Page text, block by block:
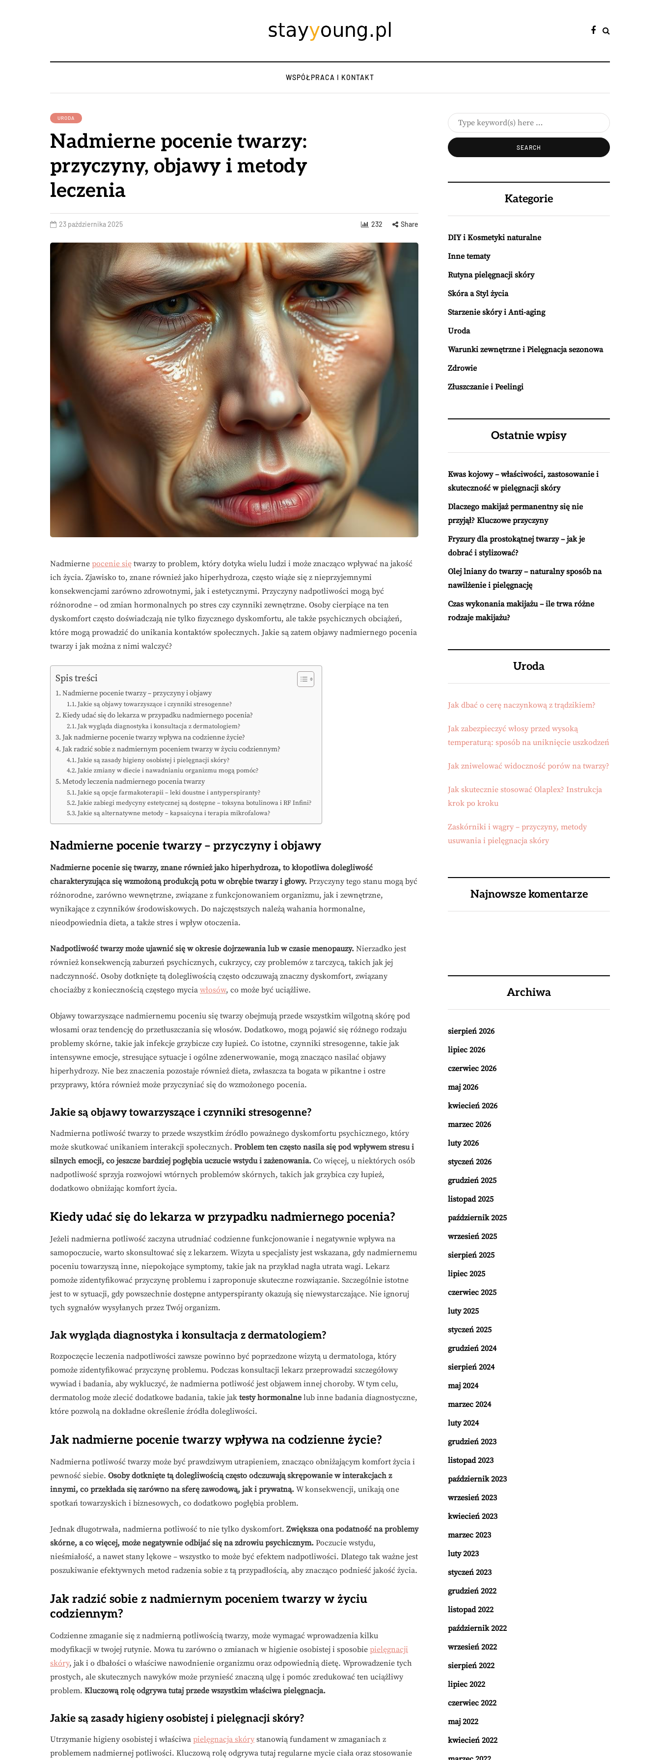
WSPÓŁPRACA I KONTAKT
URODA
Nadmierne pocenie twarzy:
przyczyny, objawy i metody
leczenia
23 października 2025 232 Share
Nadmierne pocenie się twarzy to problem, który dotyka wielu ludzi i może znacząco wpływać na jakość
ich życia. Zjawisko to, znane również jako hiperhydroza, często wiąże się z nieprzyjemnymi
konsekwencjami zarówno zdrowotnymi, jak i estetycznymi. Przyczyny nadpotliwości mogą być
różnorodne – od zmian hormonalnych po stres czy czynniki zewnętrzne. Osoby cierpiące na ten
dyskomfort często doświadczają nie tylko fizycznego dyskomfortu, ale także psychicznych obciążeń,
które mogą prowadzić do unikania kontaktów społecznych. Jakie są zatem objawy nadmiernego pocenia
twarzy i jak można z nimi walczyć?
Spis treści
Nadmierne pocenie twarzy – przyczyny i objawy
Jakie są objawy towarzyszące i czynniki stresogenne?
Kiedy udać się do lekarza w przypadku nadmiernego pocenia?
Jak wygląda diagnostyka i konsultacja z dermatologiem?
Jak nadmierne pocenie twarzy wpływa na codzienne życie?
Jak radzić sobie z nadmiernym poceniem twarzy w życiu codziennym?
Jakie są zasady higieny osobistej i pielęgnacji skóry?
Jakie zmiany w diecie i nawadnianiu organizmu mogą pomóc?
Metody leczenia nadmiernego pocenia twarzy
Jakie są opcje farmakoterapii – leki doustne i antyperspiranty?
Jakie zabiegi medycyny estetycznej są dostępne – toksyna botulinowa i RF Infini?
Jakie są alternatywne metody – kapsaicyna i terapia mikrofalowa?
Nadmierne pocenie twarzy – przyczyny i objawy
Nadmierne pocenie się twarzy, znane również jako hiperhydroza, to kłopotliwa dolegliwość
charakteryzująca się wzmożoną produkcją potu w obrębie twarzy i głowy. Przyczyny tego stanu mogą być
różnorodne, zarówno wewnętrzne, związane z funkcjonowaniem organizmu, jak i zewnętrzne,
wynikające z czynników środowiskowych. Do najczęstszych należą wahania hormonalne,
nieodpowiednia dieta, a także stres i wpływ otoczenia.
Nadpotliwość twarzy może ujawnić się w okresie dojrzewania lub w czasie menopauzy. Nierzadko jest
również konsekwencją zaburzeń psychicznych, cukrzycy, czy problemów z tarczycą, takich jak jej
nadczynność. Osoby dotknięte tą dolegliwością często odczuwają znaczny dyskomfort, związany
chociażby z koniecznością częstego mycia włosów, co może być uciążliwe.
Objawy towarzyszące nadmiernemu poceniu się twarzy obejmują przede wszystkim wilgotną skórę pod
włosami oraz tendencję do przetłuszczania się włosów. Dodatkowo, mogą pojawić się różnego rodzaju
problemy skórne, takie jak infekcje grzybicze czy łupież. Co istotne, czynniki stresogenne, takie jak
intensywne emocje, stresujące sytuacje i ogólne zdenerwowanie, mogą znacząco nasilać objawy
hiperhydrozy. Nie bez znaczenia pozostaje również dieta, zwłaszcza ta bogata w pikantne i ostre
przyprawy, która również może przyczyniać się do wzmożonego pocenia.
Jakie są objawy towarzyszące i czynniki stresogenne?
Nadmierna potliwość twarzy to przede wszystkim źródło poważnego dyskomfortu psychicznego, który
może skutkować unikaniem interakcji społecznych. Problem ten często nasila się pod wpływem stresu i
silnych emocji, co jeszcze bardziej pogłębia uczucie wstydu i zażenowania. Co więcej, u niektórych osób
nadpotliwość sprzyja rozwojowi wtórnych problemów skórnych, takich jak grzybica czy łupież,
dodatkowo obniżając komfort życia.
Kiedy udać się do lekarza w przypadku nadmiernego pocenia?
Jeżeli nadmierna potliwość zaczyna utrudniać codzienne funkcjonowanie i negatywnie wpływa na
samopoczucie, warto skonsultować się z lekarzem. Wizyta u specjalisty jest wskazana, gdy nadmiernemu
poceniu towarzyszą inne, niepokojące symptomy, takie jak na przykład nagła utrata wagi. Lekarz
pomoże zidentyfikować przyczynę problemu i zaproponuje skuteczne rozwiązanie. Szczególnie istotne
jest to w sytuacji, gdy powszechnie dostępne antyperspiranty okazują się niewystarczające. Nie ignoruj
tych sygnałów wysyłanych przez Twój organizm.
Jak wygląda diagnostyka i konsultacja z dermatologiem?
Rozpoczęcie leczenia nadpotliwości zawsze powinno być poprzedzone wizytą u dermatologa, który
pomoże zidentyfikować przyczynę problemu. Podczas konsultacji lekarz przeprowadzi szczegółowy
wywiad i badania, aby wykluczyć, że nadmierna potliwość jest objawem innej choroby. W tym celu,
dermatolog może zlecić dodatkowe badania, takie jak testy hormonalne lub inne badania diagnostyczne,
które pozwolą na dokładne określenie źródła dolegliwości.
Jak nadmierne pocenie twarzy wpływa na codzienne życie?
Nadmierna potliwość twarzy może być prawdziwym utrapieniem, znacząco obniżającym komfort życia i
pewność siebie. Osoby dotknięte tą dolegliwością często odczuwają skrępowanie w interakcjach z
innymi, co przekłada się zarówno na sferę zawodową, jak i prywatną. W konsekwencji, unikają one
spotkań towarzyskich i biznesowych, co dodatkowo pogłębia problem.
Jednak długotrwała, nadmierna potliwość to nie tylko dyskomfort. Zwiększa ona podatność na problemy
skórne, a co więcej, może negatywnie odbijać się na zdrowiu psychicznym. Poczucie wstydu,
nieśmiałość, a nawet stany lękowe – wszystko to może być efektem nadpotliwości. Dlatego tak ważne jest
poszukiwanie efektywnych metod radzenia sobie z tą przypadłością, aby znacząco podnieść jakość życia.
Jak radzić sobie z nadmiernym poceniem twarzy w życiu
codziennym?
Codzienne zmaganie się z nadmierną potliwością twarzy, może wymagać wprowadzenia kilku
modyfikacji w twojej rutynie. Mowa tu zarówno o zmianach w higienie osobistej i sposobie pielęgnacji
skóry, jak i o dbałości o właściwe nawodnienie organizmu oraz odpowiednią dietę. Wprowadzenie tych
prostych, ale skutecznych nawyków może przynieść znaczną ulgę i pomóc zredukować ten uciążliwy
problem. Kluczową rolę odgrywa tutaj przede wszystkim właściwa pielęgnacja.
Jakie są zasady higieny osobistej i pielęgnacji skóry?
Utrzymanie higieny osobistej i właściwa pielęgnacja skóry stanowią fundament w zmaganiach z
problemem nadmiernej potliwości. Kluczową rolę odgrywa tutaj regularne mycie ciała oraz stosowanie
Kategorie
DIY i Kosmetyki naturalne
Inne tematy
Rutyna pielęgnacji skóry
Skóra a Styl życia
Starzenie skóry i Anti-aging
Uroda
Warunki zewnętrzne i Pielęgnacja sezonowa
Zdrowie
Złuszczanie i Peelingi
Ostatnie wpisy
Kwas kojowy – właściwości, zastosowanie i
skuteczność w pielęgnacji skóry
Dlaczego makijaż permanentny się nie
przyjął? Kluczowe przyczyny
Fryzury dla prostokątnej twarzy – jak je
dobrać i stylizować?
Olej lniany do twarzy – naturalny sposób na
nawilżenie i pielęgnację
Czas wykonania makijażu – ile trwa różne
rodzaje makijażu?
Uroda
Jak dbać o cerę naczynkową z trądzikiem?
Jak zabezpieczyć włosy przed wysoką
temperaturą: sposób na uniknięcie uszkodzeń
Jak zniwelować widoczność porów na twarzy?
Jak skutecznie stosować Olaplex? Instrukcja
krok po kroku
Zaskórniki i wągry – przyczyny, metody
usuwania i pielęgnacja skóry
Najnowsze komentarze
Archiwa
sierpień 2026
lipiec 2026
czerwiec 2026
maj 2026
kwiecień 2026
marzec 2026
luty 2026
styczeń 2026
grudzień 2025
listopad 2025
październik 2025
wrzesień 2025
sierpień 2025
lipiec 2025
czerwiec 2025
luty 2025
styczeń 2025
grudzień 2024
sierpień 2024
maj 2024
marzec 2024
luty 2024
grudzień 2023
listopad 2023
październik 2023
wrzesień 2023
kwiecień 2023
marzec 2023
luty 2023
styczeń 2023
grudzień 2022
listopad 2022
październik 2022
wrzesień 2022
sierpień 2022
lipiec 2022
czerwiec 2022
maj 2022
kwiecień 2022